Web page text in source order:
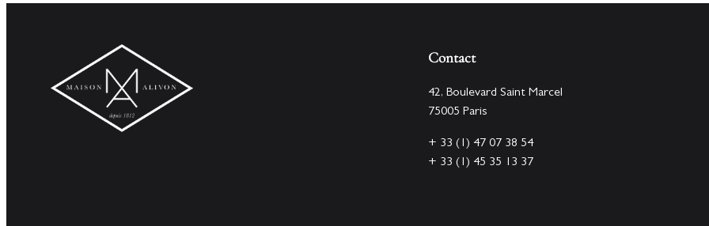
Contact
42, Boulevard Saint Marcel
75005 Paris
+ 33 (1) 47 07 38 54
+ 33 (1) 45 35 13 37